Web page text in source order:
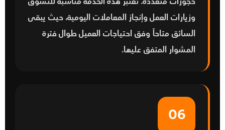
وزيارات العمل وإنجاز المعاملات اليومية، حيث يبقى
السائق متاحاً وفق احتياجات العميل طوال فترة
المشوار المتفق عليها.
06